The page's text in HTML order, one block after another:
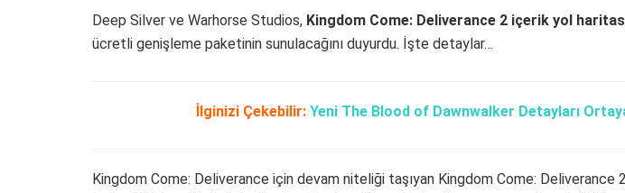
Deep Silver ve Warhorse Studios, Kingdom Come: Deliverance 2 içerik yol
ücretli genişleme paketinin sunulacağını duyurdu. İşte detaylar…
İlginizi Çekebilir: Yeni The Blood of Dawnwalker Detayları
Kingdom Come: Deliverance için devam niteliği taşıyan Kingdom Come: Deliverance